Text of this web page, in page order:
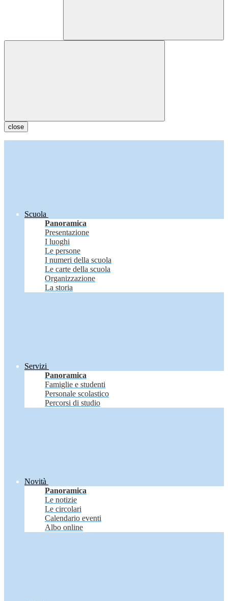
close
Scuola
Panoramica
Presentazione
I luoghi
Le persone
I numeri della scuola
Le carte della scuola
Organizzazione
La storia
Servizi
Panoramica
Famiglie e studenti
Personale scolastico
Percorsi di studio
Novità
Panoramica
Le notizie
Le circolari
Calendario eventi
Albo online